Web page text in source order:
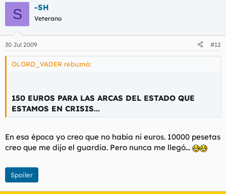
S -SH
Veterano
30 Jul 2009 #12
OLORD_VADER rebuznó:
150 EUROS PARA LAS ARCAS DEL ESTADO QUE
ESTAMOS EN CRISIS...
En esa época yo creo que no había ni euros. 10000 pesetas
creo que me dijo el guardia. Pero nunca me llegó...
Spoiler